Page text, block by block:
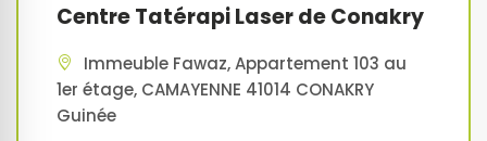
Centre Tatérapi Laser de Conakry
Immeuble Fawaz, Appartement 103 au
1er étage, CAMAYENNE 41014 CONAKRY
Guinée